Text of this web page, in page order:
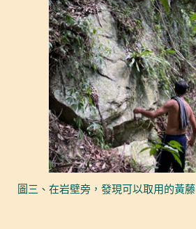
圖三、在岩壁旁，發現可以取用的黃藤